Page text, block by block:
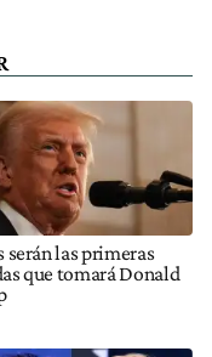
serán las primeras
que tomará Donald